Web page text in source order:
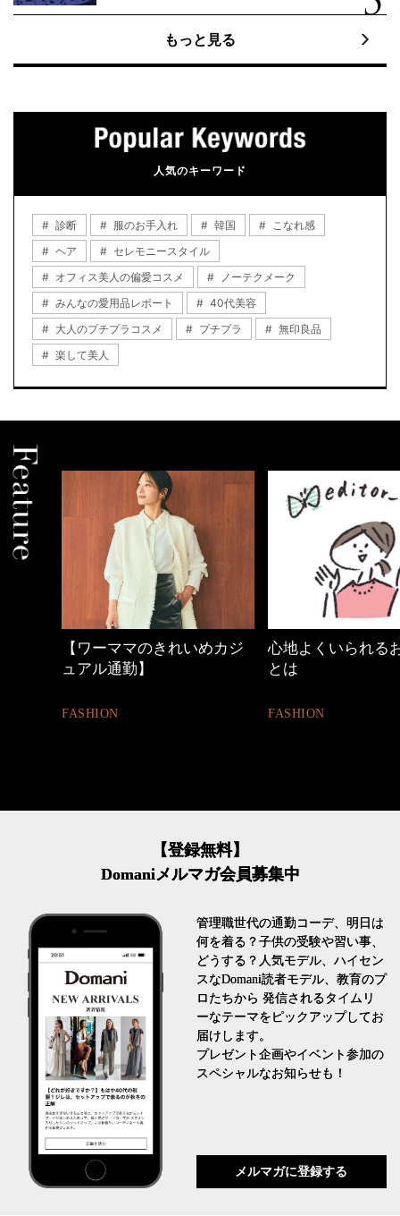
もっと見る
人気のキーワード
診断 服のお手入れ 韓国
こなれ感
ヘア
セレモニースタイル
オフィス美人の偏愛コスメ
ノーテクメーク
みんなの愛用品レポート
40代美容
大人のプチプラコスメ
プチプラ
無印良品
楽して美人
【ワーママのきれいめカジ
ュアル通勤】
FASHION
心地よくいられる
とは
FASHION
【登録無料】
Domaniメルマガ会員募集中
管理職世代の通勤コーデ、明日は
何を着る？子供の受験や習い事、
どうする？人気モデル、ハイセン
スなDomani読者モデル、教育のプ
ロたちから 発信されるタイムリ
ーなテーマをピックアップしてお
届けします。
プレゼント企画やイベント参加の
スペシャルなお知らせも！
メルマガに登録する